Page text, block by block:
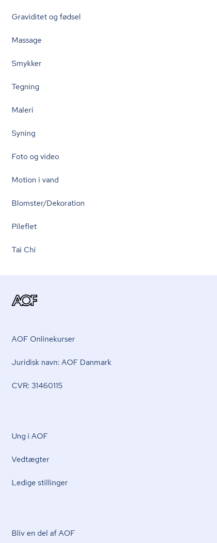
Graviditet og fødsel
Massage
Smykker
Tegning
Maleri
Syning
Foto og video
Motion i vand
Blomster/Dekoration
Pileflet
Tai Chi
AOF Onlinekurser
Juridisk navn: AOF Danmark
CVR: 31460115
Ung i AOF
Vedtægter
Ledige stillinger
Bliv en del af AOF